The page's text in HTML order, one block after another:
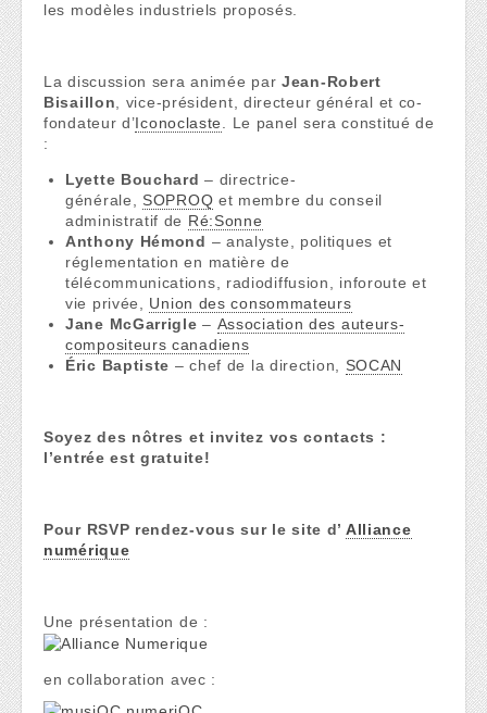
les modèles industriels proposés.
La discussion sera animée par Jean-Robert
Bisaillon , vice-président, directeur général et co-
fondateur d’Iconoclaste
. Le panel sera constitué de
:
Lyette Bouchard – directrice-
générale, SOPROQ et membre du conseil
administratif de Ré:Sonne
Anthony Hémond – analyste, politiques et
réglementation en matière de
télécommunications, radiodiffusion, inforoute et
vie privée, Union des consommateurs
Jane McGarrigle – Association des auteurs-
compositeurs canadiens
Éric Baptiste – chef de la direction, SOCAN
Soyez des nôtres et invitez vos contacts :
l’entrée est gratuite!
Pour RSVP rendez-vous sur le site d’ Alliance
numérique
Une présentation de :
en collaboration avec :